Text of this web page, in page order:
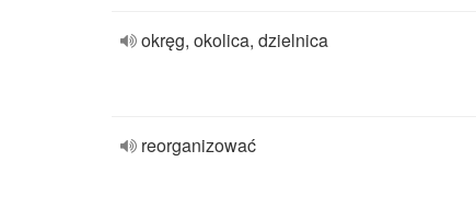
okręg, okolica, dzielnica
reorganizować